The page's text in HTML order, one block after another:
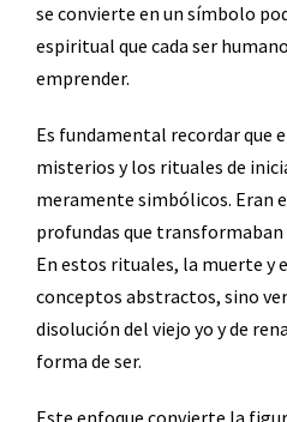
se convierte en un símbolo
espiritual que cada ser
emprender.
Es fundamental recordar que
misterios y los rituales de
meramente simbólicos. Eran
profundas que transformaban
En estos rituales, la muerte y
conceptos abstractos, sino
disolución del viejo yo y de
forma de ser.